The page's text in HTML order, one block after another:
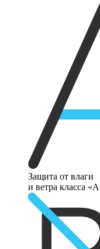
Защита от влаги
и ветра класса